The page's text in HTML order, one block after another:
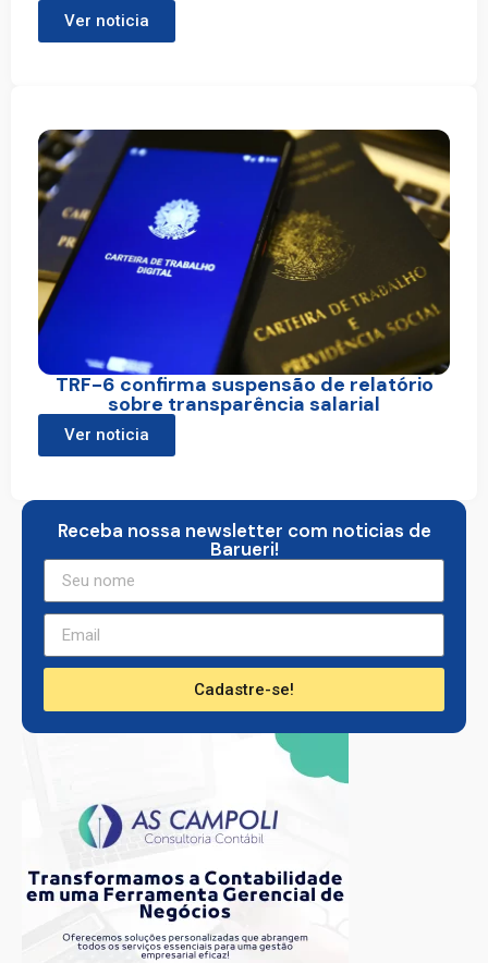
Ver noticia
TRF-6 confirma suspensão de relatório
sobre transparência salarial
Ver noticia
Receba nossa newsletter com noticias de
Barueri!
Cadastre-se!